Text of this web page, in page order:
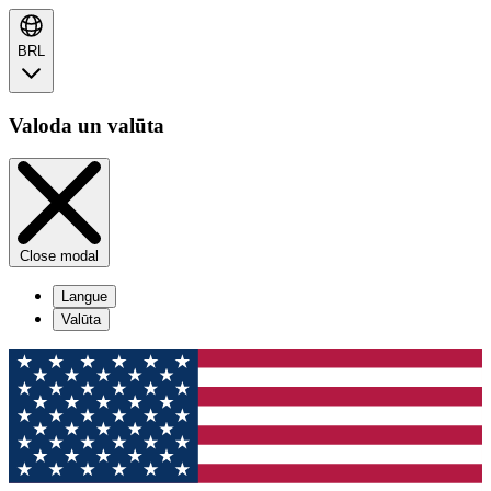
BRL
Valoda un valūta
Close modal
Langue
Valūta